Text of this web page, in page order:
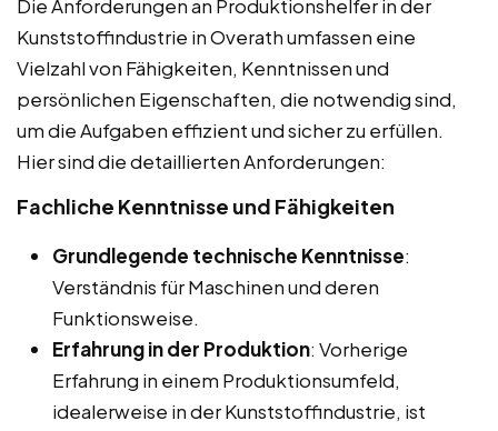
Die Anforderungen an Produktionshelfer in der
Kunststoffindustrie in Overath umfassen eine
Vielzahl von Fähigkeiten, Kenntnissen und
persönlichen Eigenschaften, die notwendig sind,
um die Aufgaben effizient und sicher zu erfüllen.
Hier sind die detaillierten Anforderungen:
Fachliche Kenntnisse und Fähigkeiten
Grundlegende technische Kenntnisse:
Verständnis für Maschinen und deren
Funktionsweise.
Erfahrung in der Produktion: Vorherige
Erfahrung in einem Produktionsumfeld,
idealerweise in der Kunststoffindustrie, ist